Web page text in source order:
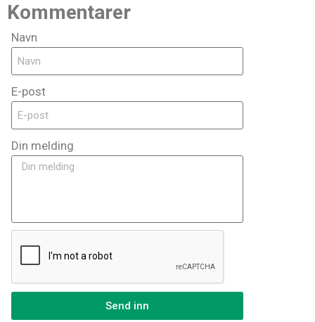
Kommentarer
Navn
E-post
Din melding
Send inn